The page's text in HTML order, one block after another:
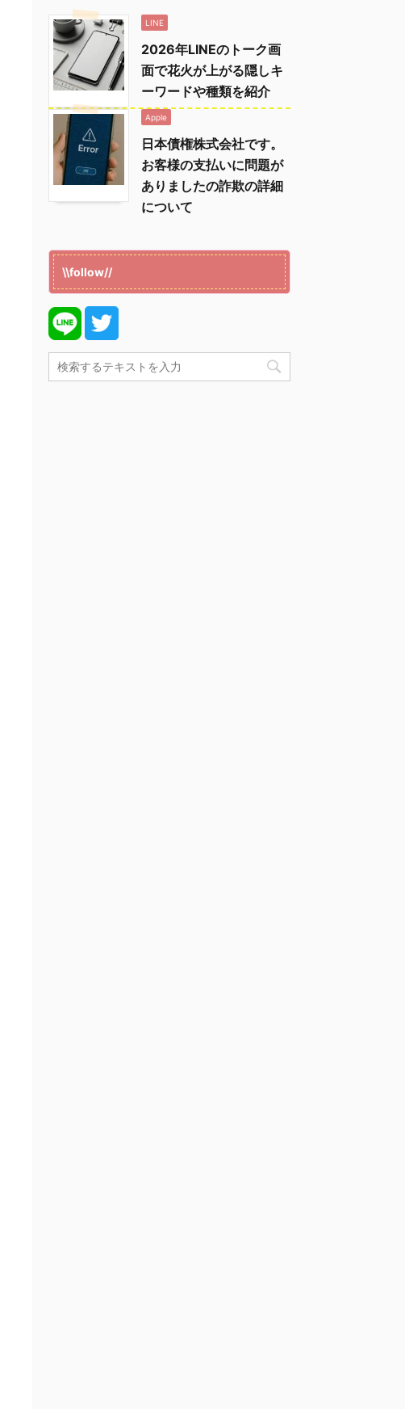
LINE
2026年LINEのトーク画
面で花火が上がる隠しキ
ーワードや種類を紹介
Apple
日本債権株式会社です。
お客様の支払いに問題が
ありましたの詐欺の詳細
について
\\follow//